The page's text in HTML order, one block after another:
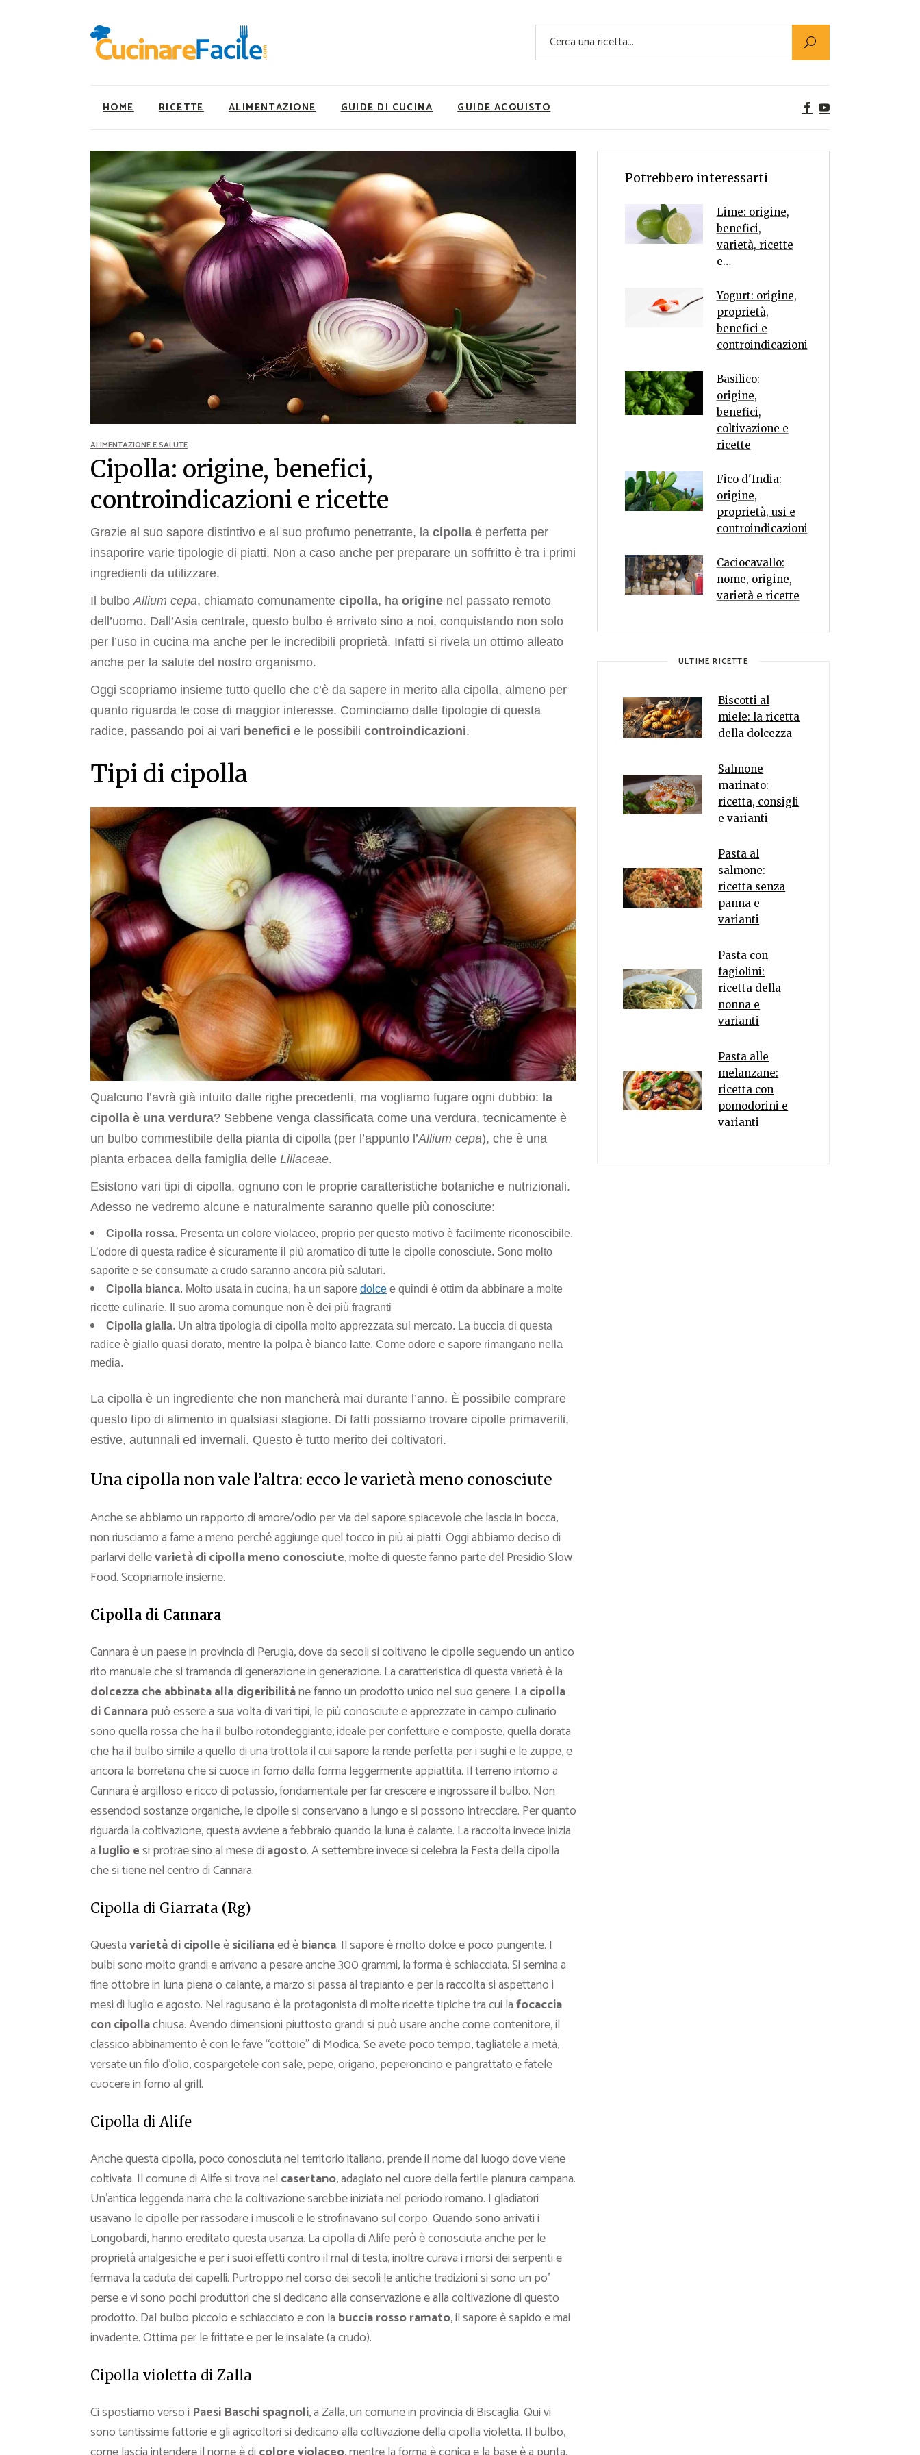
Cerca
HOME RICETTE
Ricette Facili e Veloci
Ricette Primi Piatti
Ricette Antipasti
Ricette Dolci
Ricette Carne
Ricette Secondi
Ricette Pizze e Rustici
Ricette Contorni
Ricette Piatti unici
Ricette Pesce
Ricette per Ingrediente
ALIMENTAZIONE
Utility
Super Alimenti
Nutrizionista a tavola
Ricette Vegetariane
Ricette Vegane
Rumors
GUIDE DI CUCINA GUIDE ACQUISTO
Ricette Facili e Veloci
Ricette Primi Piatti
Ricette Dolci
Ricette Carne
Ricette Secondi
Ricette Pesce
Video Ricette
Ricette per Ingrediente
Utility
Super Alimenti
Ricette Vegetariane
Rumors
ALIMENTAZIONE E SALUTE
Cipolla: origine, benefici,
controindicazioni e ricette
Grazie al suo sapore distintivo e al suo profumo penetrante, la cipolla è perfetta per
insaporire varie tipologie di piatti. Non a caso anche per preparare un soffritto è tra i primi
ingredienti da utilizzare.
Il bulboAllium cepa, chiamato comunamente cipolla, ha origine nel passato remoto
dell’uomo. Dall’Asia centrale, questo bulbo è arrivato sino a noi, conquistando non solo
per l’uso in cucina ma anche per le incredibili proprietà. Infatti si rivela un ottimo alleato
anche per la salute del nostro organismo.
Oggi scopriamo insieme tutto quello che c’è da sapere in merito alla cipolla, almeno per
quanto riguarda le cose di maggior interesse. Cominciamo dalle tipologie di questa
radice, passando poi ai vari benefici e le possibili controindicazioni.
Tipi di cipolla
Qualcuno l’avrà già intuito dalle righe precedenti, ma vogliamo fugare ogni dubbio: la
cipolla è una verdura? Sebbene venga classificata come una verdura, tecnicamente è
un bulbo commestibile della pianta di cipolla (per l’appunto l’Allium cepa), che è una
pianta erbacea della famiglia delle Liliaceae.
Esistono vari tipi di cipolla, ognuno con le proprie caratteristiche botaniche e nutrizionali.
Adesso ne vedremo alcune e naturalmente saranno quelle più conosciute:
Cipolla rossa. Presenta un colore violaceo, proprio per questo motivo è facilmente riconoscibile.
L’odore di questa radice è sicuramente il più aromatico di tutte le cipolle conosciute. Sono molto
saporite e se consumate a crudo saranno ancora più salutari.
Cipolla bianca. Molto usata in cucina, ha un sapore dolce e quindi è ottim da abbinare a molte
ricette culinarie. Il suo aroma comunque non è dei più fragranti
Cipolla gialla. Un altra tipologia di cipolla molto apprezzata sul mercato. La buccia di questa
radice è giallo quasi dorato, mentre la polpa è bianco latte. Come odore e sapore rimangano nella
media.
La cipolla è un ingrediente che non mancherà mai durante l’anno. È possibile comprare
questo tipo di alimento in qualsiasi stagione. Di fatti possiamo trovare cipolle primaverili,
estive, autunnali ed invernali. Questo è tutto merito dei coltivatori.
Una cipolla non vale l’altra: ecco le varietà meno conosciute
Anche se abbiamo un rapporto di amore/odio per via del sapore spiacevole che lascia in bocca,
non riusciamo a farne a meno perché aggiunge quel tocco in più ai piatti. Oggi abbiamo deciso di
parlarvi dellevarietà di cipolla meno conosciute, molte di queste fanno parte del Presidio Slow
Food. Scopriamole insieme.
Cipolla di Cannara
Cannara è un paese in provincia di Perugia, dove da secoli si coltivano le cipolle seguendo un antico
rito manuale che si tramanda di generazione in generazione. La caratteristica di questa varietà è la
dolcezza che abbinata alla digeribilitàne fanno un prodotto unico nel suo genere. La cipolla
di Cannarapuò essere a sua volta di vari tipi, le più conosciute e apprezzate in campo culinario
sono quella rossa che ha il bulbo rotondeggiante, ideale per confetture e composte, quella dorata
che ha il bulbo simile a quello di una trottola il cui sapore la rende perfetta per i sughi e le zuppe, e
ancora la borretana che si cuoce in forno dalla forma leggermente appiattita. Il terreno intorno a
Cannara è argilloso e ricco di potassio, fondamentale per far crescere e ingrossare il bulbo. Non
essendoci sostanze organiche, le cipolle si conservano a lungo e si possono intrecciare. Per quanto
riguarda la coltivazione, questa avviene a febbraio quando la luna è calante. La raccolta invece inizia
a luglio esi protrae sino al mese di agosto. A settembre invece si celebra la Festa della cipolla
che si tiene nel centro di Cannara.
Cipolla di Giarrata (Rg)
Questavarietà di cipolleèsicilianaed èbianca. Il sapore è molto dolce e poco pungente. I
bulbi sono molto grandi e arrivano a pesare anche 300 grammi, la forma è schiacciata. Si semina a
fine ottobre in luna piena o calante, a marzo si passa al trapianto e per la raccolta si aspettano i
mesi di luglio e agosto. Nel ragusano è la protagonista di molte ricette tipiche tra cui lafocaccia
con cipollachiusa. Avendo dimensioni piuttosto grandi si può usare anche come contenitore, il
classico abbinamento è con le fave “cottoie” di Modica. Se avete poco tempo, tagliatele a metà,
versate un filo d’olio, cospargetele con sale, pepe, origano, peperoncino e pangrattato e fatele
cuocere in forno al grill.
Cipolla di Alife
Anche questa cipolla, poco conosciuta nel territorio italiano, prende il nome dal luogo dove viene
coltivata. Il comune di Alife si trova nel casertano, adagiato nel cuore della fertile pianura campana.
Un’antica leggenda narra che la coltivazione sarebbe iniziata nel periodo romano. I gladiatori
usavano le cipolle per rassodare i muscoli e le strofinavano sul corpo. Quando sono arrivati i
Longobardi, hanno ereditato questa usanza. La cipolla di Alife però è conosciuta anche per le
proprietà analgesiche e per i suoi effetti contro il mal di testa, inoltre curava i morsi dei serpenti e
fermava la caduta dei capelli. Purtroppo nel corso dei secoli le antiche tradizioni si sono un po’
perse e vi sono pochi produttori che si dedicano alla conservazione e alla coltivazione di questo
prodotto. Dal bulbo piccolo e schiacciato e con la buccia rosso ramato, il sapore è sapido e mai
invadente. Ottima per le frittate e per le insalate (a crudo).
Cipolla violetta di Zalla
Ci spostiamo verso i Paesi Baschi spagnoli, a Zalla, un comune in provincia di Biscaglia. Qui vi
sono tantissime fattorie e gli agricoltori si dedicano alla coltivazione della cipolla violetta. Il bulbo,
Potrebbero interessarti
Lime: origine,
benefici,
varietà, ricette
e…
Yogurt: origine,
proprietà,
benefici e
controindicazioni
Basilico:
origine,
benefici,
coltivazione e
ricette
Fico d'India:
origine,
proprietà, usi e
controindicazioni
Caciocavallo:
nome, origine,
varietà e ricette
ULTIME RICETTE
Biscotti al
miele: la ricetta
della dolcezza
Salmone
marinato:
ricetta, consigli
e varianti
Pasta al
salmone:
ricetta senza
panna e
varianti
Pasta con
fagiolini:
ricetta della
nonna e
varianti
Pasta alle
melanzane:
ricetta con
pomodorini e
varianti